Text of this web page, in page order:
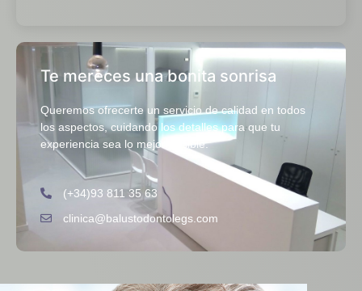
Te mereces una bonita sonrisa
Queremos ofrecerte un servicio de calidad en todos
los aspectos, cuidando los detalles para que tu
experiencia sea lo mejor posible.
(+34)93 811 35 63
clinica@balustodontolegs.com